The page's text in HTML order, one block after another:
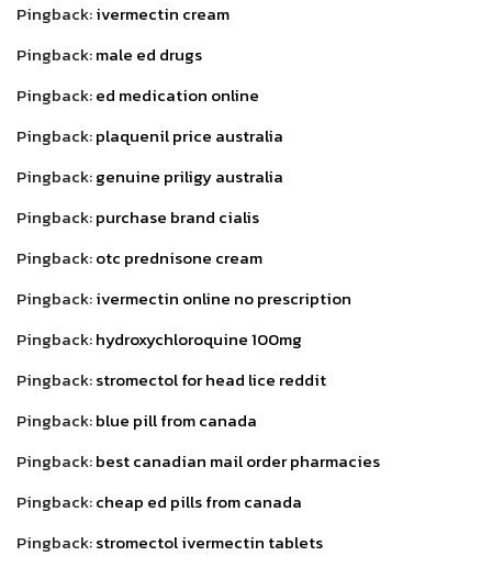
Pingback:ivermectin cream
Pingback:male ed drugs
Pingback:ed medication online
Pingback:plaquenil price australia
Pingback:genuine priligy australia
Pingback:purchase brand cialis
Pingback:otc prednisone cream
Pingback:ivermectin online no prescription
Pingback:hydroxychloroquine 100mg
Pingback:stromectol for head lice reddit
Pingback:blue pill from canada
Pingback:best canadian mail order pharmacies
Pingback:cheap ed pills from canada
Pingback:stromectol ivermectin tablets